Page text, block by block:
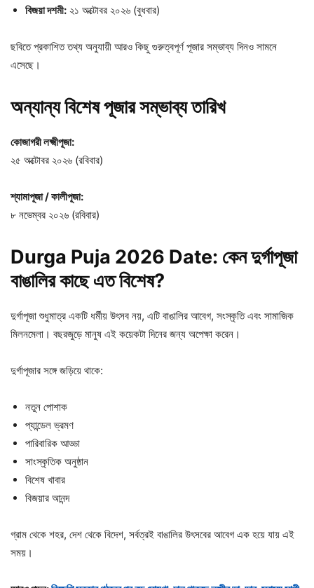
বিজয়াদশমী: ২১ অক্টোবর ২০২৬ (বুধবার)
ছবিতে প্রকাশিত তথ্য অনুযায়ী আরও কিছু গুরুত্বপূর্ণ পূজার সম্ভাব্য দিনও সামনে
এসেছে।
অন্যান্যবিশেষপূজারসম্ভাব্যতারিখ
কোজাগরীলক্ষ্মীপূজা:
২৫ অক্টোবর ২০২৬ (রবিবার)
শ্যামাপূজা /কালীপূজা:
৮ নভেম্বর ২০২৬ (রবিবার)
Durga Puja 2026 Date: কেনদুর্গাপূজা
বাঙালিরকাছেএতবিশেষ?
দুর্গাপূজা শুধুমাত্র একটি ধর্মীয় উৎসব নয়, এটি বাঙালির আবেগ, সংস্কৃতি এবং সামাজিক
মিলনমেলা। বছরজুড়ে মানুষ এই কয়েকটা দিনের জন্য অপেক্ষা করেন।
দুর্গাপূজার সঙ্গে জড়িয়ে থাকে:
নতুন পোশাক
প্যান্ডেল ভ্রমণ
পারিবারিক আড্ডা
সাংস্কৃতিক অনুষ্ঠান
বিশেষ খাবার
বিজয়ার আনন্দ
গ্রাম থেকে শহর, দেশ থেকে বিদেশ, সর্বত্রই বাঙালির উৎসবের আবেগ এক হয়ে যায় এই
সময়।